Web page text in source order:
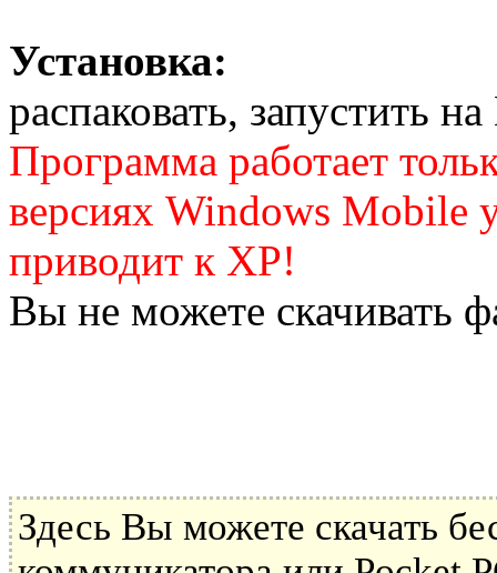
Установка:
распаковать, запустить
Программа работает
версиях Windows Mobile
приводит к ХР!
Вы не можете скачивать
Здесь Вы можете скачать